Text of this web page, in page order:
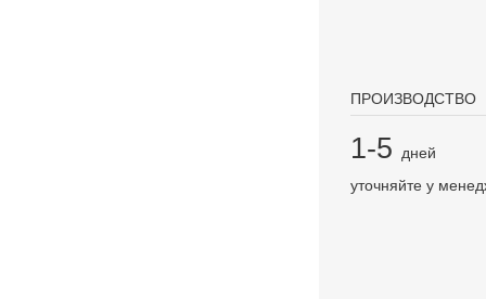
ПРОИЗВОДСТВО
1-5
дней
уточняйте у